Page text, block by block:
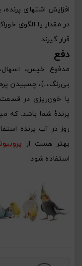
افزایش اشتهای
در مقدار یا الگوی
قرار گیرند.
دفع
مدفوع خیس،
بی‌رنگ،..)، چسبیدن
یا خون‌ریزی در
پرندۀ شما باشد. که
روز در آب پرنده
بهتر هست از
استفاده شود